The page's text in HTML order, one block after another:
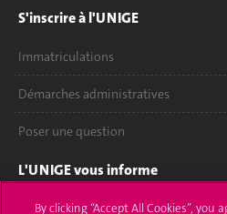
S'inscrire à l'UNIGE
Immatriculations
Démarches administratives
Poser une question
L'UNIGE vous informe
UNIGE Mobile
By clicking “Accept All Cookies”,